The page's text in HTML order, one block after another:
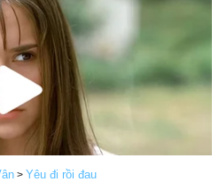
> Yêu đi rồi đau